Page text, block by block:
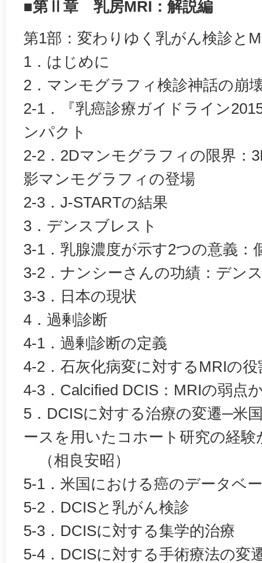
■第Ⅱ章 乳房MRI：解説編
第1部：変わりゆく乳がん検診と
1．はじめに
2．マンモグラフィ検診神話の崩
2-1．『乳癌診療ガイドライン
ンパクト
2-2．2Dマンモグラフィの限界：
影マンモグラフィの登場
2-3．J-STARTの結果
3．デンスブレスト
3-1．乳腺濃度が示す2つの意義：
3-2．ナンシーさんの功績：デン
3-3．日本の現状
4．過剰診断
4-1．‌過剰診断の定義
4-2．石灰化病変に対するMRIの役
4-3．Calcified DCIS：MRIの弱
5．DCISに対する治療の変遷─米
ースを用いたコホート研究の経験
（相良安昭）
5-1．米国における癌のデータベ
5-2．DCISと乳がん検診
5-3．DCISに対する集学的治療
5-4．DCISに対する手術療法の変